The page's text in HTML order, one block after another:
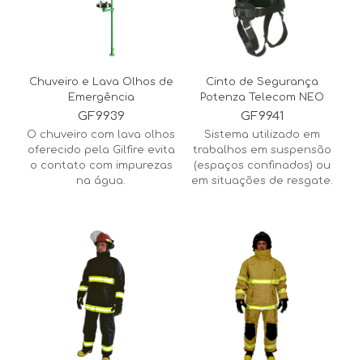
Chuveiro e Lava Olhos de
Emergência
GF9939
O chuveiro com lava olhos
oferecido pela Gilfire evita
o contato com impurezas
na água.
Cinto de Segurança
Potenza Telecom NEO
GF9941
Sistema utilizado em
trabalhos em suspensão
(espaços confinados) ou
em situações de resgate.